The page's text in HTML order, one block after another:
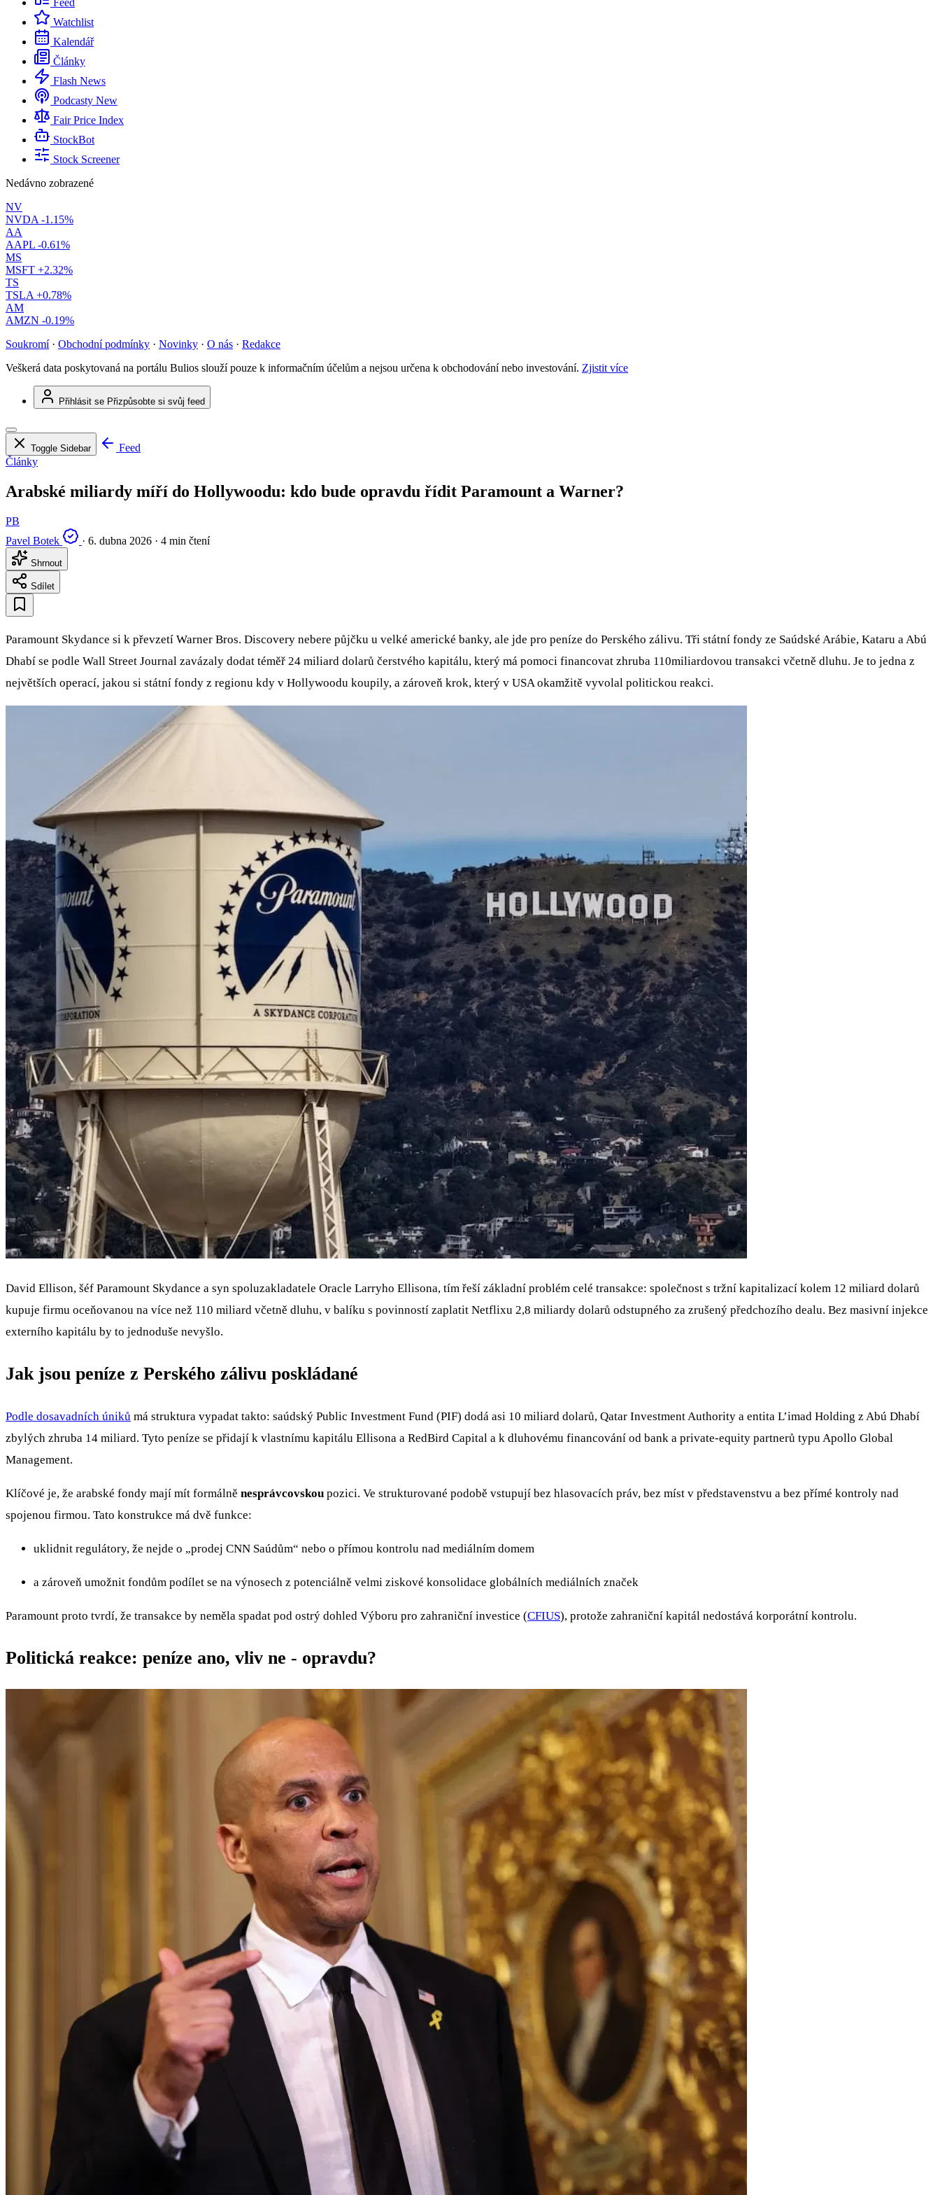
Feed
Watchlist
Kalendář
Články
Flash News
Podcasty New
Fair Price Index
StockBot
Stock Screener
Nedávno zobrazené
NV
NVDA -1.15%
AA
AAPL -0.61%
MS
MSFT +2.32%
TS
TSLA +0.78%
AM
AMZN -0.19%
Soukromí · Obchodní podmínky · Novinky · O nás · Redakce
Veškerá data poskytovaná na portálu Bulios slouží pouze k informačním účelům a nejsou určena k obchodování nebo investování. Zjistit více
Přihlásit se Přizpůsobte si svůj feed
Toggle Sidebar
Feed
Články
Arabské miliardy míří do Hollywoodu: kdo bude opravdu řídit Paramount a Warner?
PB
Pavel Botek
· 6. dubna 2026 · 4 min čtení
Shrnout
Sdílet
Paramount Skydance si k převzetí Warner Bros. Discovery nebere půjčku u velké americké banky, ale jde pro peníze do Perského zálivu. Tři státní fondy ze Saúdské Arábie, Kataru a Abú
Dhabí se podle Wall Street Journal zavázaly dodat téměř 24 miliard dolarů čerstvého kapitálu, který má pomoci financovat zhruba 110miliardovou transakci včetně dluhu. Je to jedna z
největších operací, jakou si státní fondy z regionu kdy v Hollywoodu koupily, a zároveň krok, který v USA okamžitě vyvolal politickou reakci.
David Ellison, šéf Paramount Skydance a syn spoluzakladatele Oracle Larryho Ellisona, tím řeší základní problém celé transakce: společnost s tržní kapitalizací kolem 12 miliard dolarů
kupuje firmu oceňovanou na více než 110 miliard včetně dluhu, v balíku s povinností zaplatit Netflixu 2,8 miliardy dolarů odstupného za zrušený předchozího dealu. Bez masivní injekce
externího kapitálu by to jednoduše nevyšlo.
Jak jsou peníze z Perského zálivu poskládané
Podle dosavadních úniků má struktura vypadat takto: saúdský Public Investment Fund (PIF) dodá asi 10 miliard dolarů, Qatar Investment Authority a entita L’imad Holding z Abú Dhabí
zbylých zhruba 14 miliard. Tyto peníze se přidají k vlastnímu kapitálu Ellisona a RedBird Capital a k dluhovému financování od bank a private‑equity partnerů typu Apollo Global
Management.
Klíčové je, že arabské fondy mají mít formálně nesprávcovskou pozici. Ve strukturované podobě vstupují bez hlasovacích práv, bez míst v představenstvu a bez přímé kontroly nad
spojenou firmou. Tato konstrukce má dvě funkce:
uklidnit regulátory, že nejde o „prodej CNN Saúdům“ nebo o přímou kontrolu nad mediálním domem
a zároveň umožnit fondům podílet se na výnosech z potenciálně velmi ziskové konsolidace globálních mediálních značek
Paramount proto tvrdí, že transakce by neměla spadat pod ostrý dohled Výboru pro zahraniční investice (CFIUS), protože zahraniční kapitál nedostává korporátní kontrolu.
Politická reakce: peníze ano, vliv ne - opravdu?